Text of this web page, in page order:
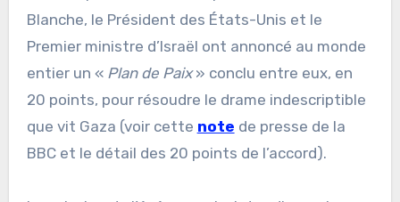
Blanche, le Président des États-Unis et le
Premier ministre d’Israël ont annoncé au monde
entier un « Plan de Paix» conclu entre eux, en
20 points, pour résoudre le drame indescriptible
que vit Gaza (voir cette note de presse de la
BBC et le détail des 20 points de l’accord).